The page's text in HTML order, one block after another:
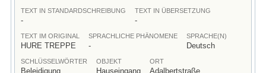
TEXT IN STANDARDSCHREIBUNG
-
TEXT IN ÜBERSETZUNG
-
TEXT IM ORIGINAL
HURE TREPPE
SPRACHLICHE PHÄNOMENE
-
SPRACHE(N)
Deutsch
SCHLÜSSELWÖRTER
Beleidigung
OBJEKT
Hauseingang
ORT
Adalbertstraße